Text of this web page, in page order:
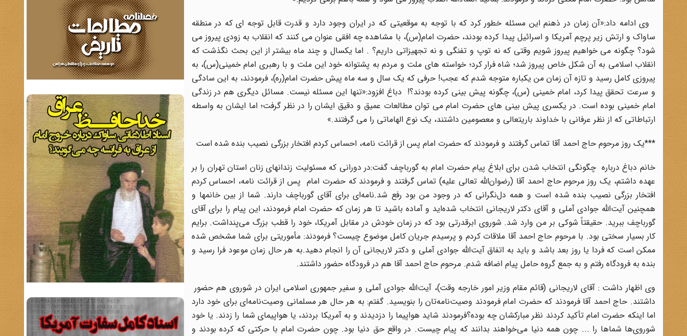
وی ادامه داد:«آن زمان در ذهنم این مسئله خطور کرد که با توجه به موقعیتی که در ایران وجود دارد و قدرت قابل توجه ای که در منطقه
ساواک و ارتش زیر پرچم آمریکا و اسرائیل پیدا کرده بودند، حضرت امام(س)، با مشاهده چه افقی عنوان می کنند که انقلاب به زودی پیروز می
شود؟ چگونه می خواهیم پیروز شویم وقتی که نه توپ و تفنگی و نه تجهیزاتی داریم؟ . اما یکسال و چند ماه بیشتر از این بحث نگذشت که
انقلاب اسلامی به آن شکل خاص پیروز شد؛ شاه فرار کرد؛ خواسته های ملت و مردم به پشتوانه خود این ملت و با رهبری امام خمینی(س)، به
پیروزی کامل رسید و تازه آن زمان من یکباره متوجه شدم که عجب! حرفی که یک سال و سه ماه پیش حضرت امام(ره)، فرمودند، به این سادگی
و سرعت تحقق پیدا کرد، امام خمینی (س)، چگونه پیش بینی کرده بودند؟! دباغ افزود:«تنها این مسئله نیست. مسائل دیگری هم در زندگی
امام خمینی بوده است. در یکسری پیش بینی های حضرت امام می توان مطالعات عمیق و دقیق ایشان را در نظر گرفت؛ اما ایشان به واسطه
ارتباطاتی که از نظر عرفانی با خداوند باریتعالی و معصومین داشتند، یک نوع الهاماتی را می گرفتند.»
***یک روز مرحوم حاج احمد آقا تماس گرفتند و فرمودند که حضرت امام‌ پس از قرائت نامه، احساس کردم افتخار بزرگى نصیب بنده شده است
خانم دباغ درباره چگونگى انتخاب شدن براى ابلاغ پیام حضرت امام به گورباچف گفت:در دورانى که مسئولیت زندانهاى زنان استان تهران را بر
عهده داشتم، یک روز مرحوم حاج احمد آقا (رضوان‌الله تعالى علیه) تماس گرفتند و فرمودند که حضرت امام‌ پس از قرائت نامه، احساس کردم
افتخار بزرگى نصیب بنده شده است و همه دل‌نگرانى که در وجود من بود رفع شد.نامه‌اى براى آقاى گورباچف دارند. شما از بین خانمها و
همچنین آیت‌الله جوادى آملى و آقاى دکتر لاریجانى انتخاب شده‌اید و آماده باشید تا هر زمان که حضرت امام فرمودند، این پیام را براى آقاى
گورباچف ببرید. حقیقتاً شوکى بر من وارد شد. شوروى ابرقدرتى بود که در زمان خودش در مقابل آمریکا، خود را قطب بزرگ مى‌پنداشت. برایم
کار بسیار سختى بود. با مرحوم حاج احمد آقا ملاقات کردم و پرسیدم جریان کامل موضوع چیست؟ فرمودند: مأموریتى براى شما مشخص شده
ممکن است که فردا یا روز بعد باشد و باید به اتفاق آیت‌الله جوادى آملى و دکتر لاریجانى آن را انجام دهید.به هر حال زمان موعود فرا رسید و
بنده به فرودگاه رفتم و به جمع گروه حامل پیام اضافه شدم. مرحوم حاج احمد آقا هم در فرودگاه حضور داشتند.
وی اظهار داشت : آقاى لاریجانى (قائم مقام وزیر امور خارجه وقت)، آیت‌الله جوادى آملى و سفیر جمهورى اسلامى ایران در شوروى هم حضور
داشتند. حاج احمد آقا فرمودند که حضرت امام فرمودند وصیت‌نامه‌تان را بنویسید. گفتم: به هر حال هر مسلمانى وصیت‌نامه‌اى براى خود دارد
اما اینکه حضرت امام تأکید کردند نظر مبارکشان چه بوده؟فرمودند شاید هواپیما را دزدیدند و به آمریکا بردند، یا هواپیماى شما را زدند. یا خود
شوروى‌ها شماها را ... چون همه دنیا مى‌خواهند بدانند که پیام چیست. در واقع حق دنیا بود. چون حضرت امام با حرکتى که کرده بودند و